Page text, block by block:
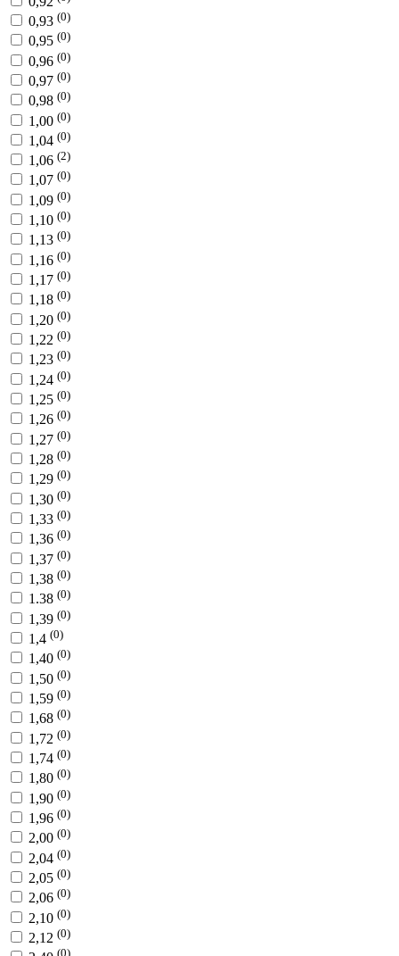
0,93 (0)
0,95 (0)
0,96 (0)
0,97 (0)
0,98 (0)
1,00 (0)
1,04 (0)
1,06 (2)
1,07 (0)
1,09 (0)
1,10 (0)
1,13 (0)
1,16 (0)
1,17 (0)
1,18 (0)
1,20 (0)
1,22 (0)
1,23 (0)
1,24 (0)
1,25 (0)
1,26 (0)
1,27 (0)
1,28 (0)
1,29 (0)
1,30 (0)
1,33 (0)
1,36 (0)
1,37 (0)
1,38 (0)
1.38 (0)
1,39 (0)
1,4 (0)
1,40 (0)
1,50 (0)
1,59 (0)
1,68 (0)
1,72 (0)
1,74 (0)
1,80 (0)
1,90 (0)
1,96 (0)
2,00 (0)
2,04 (0)
2,05 (0)
2,06 (0)
2,10 (0)
2,12 (0)
(0)